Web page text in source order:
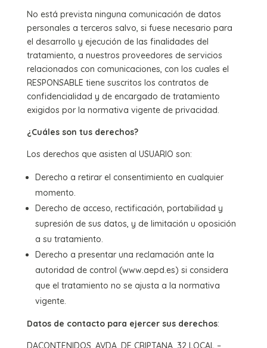
No está prevista ninguna comunicación de datos
personales a terceros salvo, si fuese necesario para
el desarrollo y ejecución de las finalidades del
tratamiento, a nuestros proveedores de servicios
relacionados con comunicaciones, con los cuales el
RESPONSABLE tiene suscritos los contratos de
confidencialidad y de encargado de tratamiento
exigidos por la normativa vigente de privacidad.
¿Cuáles son tus derechos?
Los derechos que asisten al USUARIO son:
Derecho a retirar el consentimiento en cualquier
momento.
Derecho de acceso, rectificación, portabilidad y
supresión de sus datos, y de limitación u oposición
a su tratamiento.
Derecho a presentar una reclamación ante la
autoridad de control (www.aepd.es) si considera
que el tratamiento no se ajusta a la normativa
vigente.
Datos de contacto para ejercer sus derechos:
DACONTENIDOS. AVDA. DE CRIPTANA, 32 LOCAL –